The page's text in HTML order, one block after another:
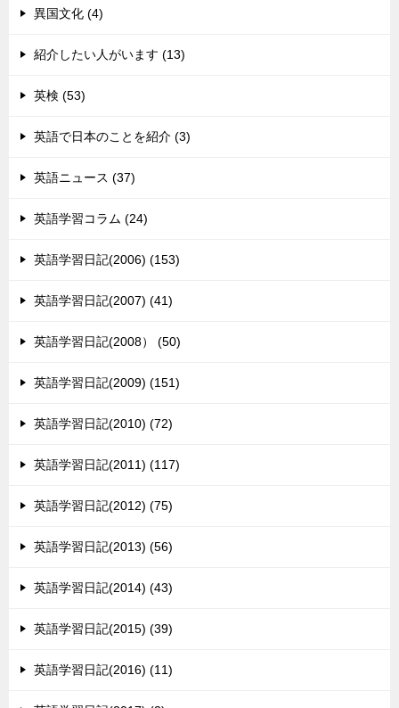
異国文化 (4)
紹介したい人がいます (13)
英検 (53)
英語で日本のことを紹介 (3)
英語ニュース (37)
英語学習コラム (24)
英語学習日記(2006) (153)
英語学習日記(2007) (41)
英語学習日記(2008） (50)
英語学習日記(2009) (151)
英語学習日記(2010) (72)
英語学習日記(2011) (117)
英語学習日記(2012) (75)
英語学習日記(2013) (56)
英語学習日記(2014) (43)
英語学習日記(2015) (39)
英語学習日記(2016) (11)